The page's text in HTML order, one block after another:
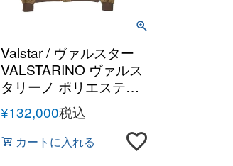
Valstar / ヴァルスター
VALSTARINO ヴァルス
タリーノ ポリエステル
パッカブル 撥水 バルス
ターブルゾン
¥132,000税込
カートに入れる